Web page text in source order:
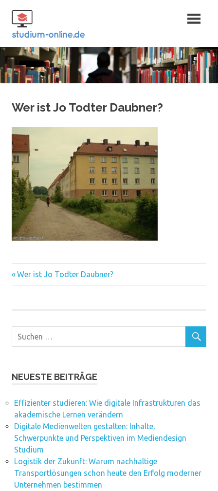
Inhalt
springen
Fernstudium
und Bachelor
Wer ist Jo Todter Daubner?
Beitragsnavigation
Vorheriger
Beitrag:
Wer ist Jo Todter Daubner?
NEUESTE BEITRÄGE
Effizienter studieren: Wie digitale Infrastrukturen das
akademische Lernen verändern
Digitale Medienwelten gestalten: Inhalte,
Schwerpunkte und Perspektiven im Mediendesign
Studium
Logistik der Zukunft: Warum nachhaltige
Transportlösungen schon heute den Erfolg moderner
Unternehmen bestimmen